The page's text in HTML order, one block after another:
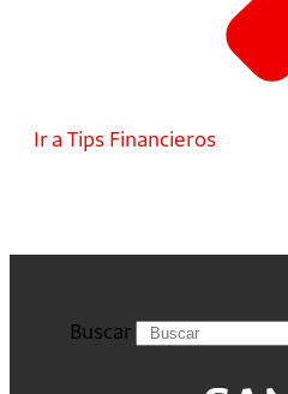
Ir a Tips Financieros
Buscar